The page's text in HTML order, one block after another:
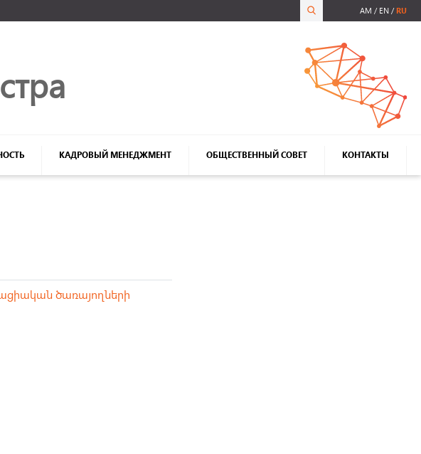
AM EN RU
КАДРОВЫЙ МЕНЕДЖМЕНТ ОБЩЕСТВЕННЫЙ СОВЕТ КОНТАКТЫ
ծառայողների